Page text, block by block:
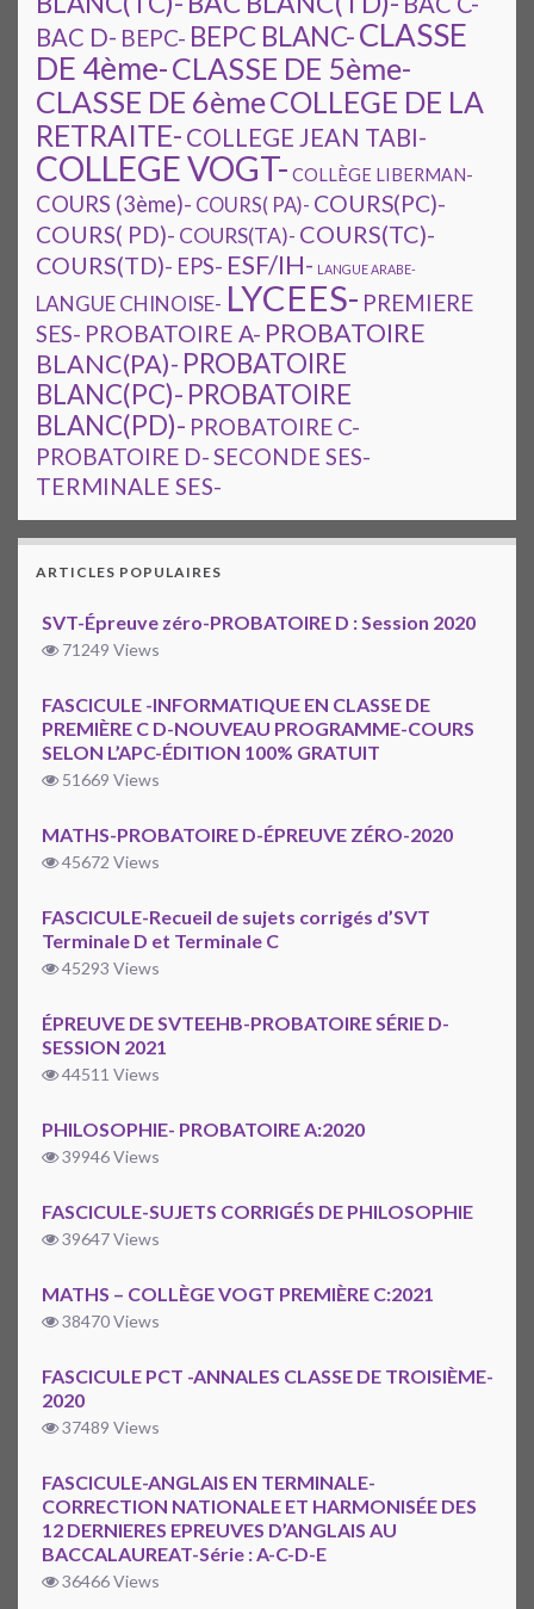
BAC D- BEPC- BEPC BLANC-CLASSE
DE 4ème-CLASSE DE 5ème-
CLASSE DE 6èmeCOLLEGE DE LA
RETRAITE- COLLEGE JEAN TABI-
COLLEGE VOGT- COLLÈGE LIBERMAN-
COURS (3ème)- COURS( PA)- COURS(PC)-
COURS( PD)- COURS(TA)- COURS(TC)-
COURS(TD)- EPS- ESF/IH- LANGUE ARABE-
LANGUE CHINOISE- LYCEES- PREMIERE
SES- PROBATOIRE A- PROBATOIRE
BLANC(PA)- PROBATOIRE
BLANC(PC)- PROBATOIRE
BLANC(PD)- PROBATOIRE C-
PROBATOIRE D-SECONDE SES-
TERMINALE SES-
ARTICLES POPULAIRES
SVT-Épreuve zéro-PROBATOIRE D : Session 2020
71249 Views
FASCICULE -INFORMATIQUE EN CLASSE DE
PREMIÈRE C D-NOUVEAU PROGRAMME-COURS
SELON L’APC-ÉDITION 100% GRATUIT
51669 Views
MATHS-PROBATOIRE D-ÉPREUVE ZÉRO-2020
45672 Views
FASCICULE-Recueil de sujets corrigés d’SVT
Terminale D et Terminale C
45293 Views
ÉPREUVE DE SVTEEHB-PROBATOIRE SÉRIE D-
SESSION 2021
44511 Views
PHILOSOPHIE- PROBATOIRE A:2020
39946 Views
FASCICULE-SUJETS CORRIGÉS DE PHILOSOPHIE
39647 Views
MATHS – COLLÈGE VOGT PREMIÈRE C:2021
38470 Views
FASCICULE PCT -ANNALES CLASSE DE TROISIÈME-
2020
37489 Views
FASCICULE-ANGLAIS EN TERMINALE-
CORRECTION NATIONALE ET HARMONISÉE DES
12 DERNIERES EPREUVES D’ANGLAIS AU
BACCALAUREAT-Série : A-C-D-E
36466 Views